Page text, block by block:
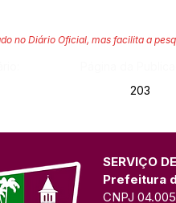
no Diário Oficial, mas facilita a
203
SERVIÇO
Prefeitura
CNPJ